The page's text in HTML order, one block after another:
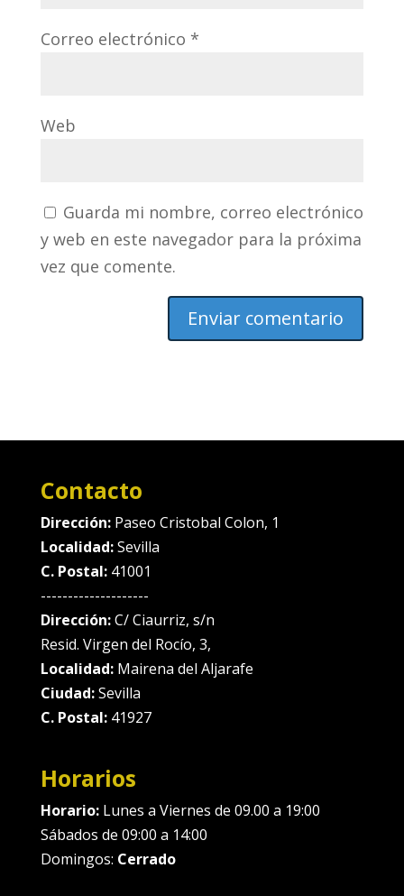
Correo electrónico *
Web
Guarda mi nombre, correo electrónico
y web en este navegador para la próxima
vez que comente.
Contacto
Dirección: Paseo Cristobal Colon, 1
Localidad:Sevilla
C. Postal:41001
--------------------
Dirección:C/ Ciaurriz, s/n
Resid. Virgen del Rocío, 3,
Localidad:Mairena del Aljarafe
Ciudad:Sevilla
C. Postal:41927
Horarios
Horario:Lunes a Viernes de 09.00 a 19:00
Sábados de 09:00 a 14:00
Domingos: Cerrado